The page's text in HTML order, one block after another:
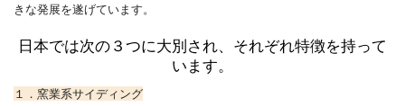
きな発展を遂げています。
日本では次の３つに大別され、それぞれ特徴を持って
います。
１．窯業系サイディング